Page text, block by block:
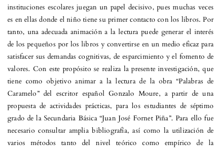
instituciones escolares juegan un papel decisivo, pues muchas veces
es en ellas donde el niño tiene su primer contacto con los libros. Por
tanto, una adecuada animación a la lectura puede generar el interés
de los pequeños por los libros y convertirse en un medio eficaz para
satisfacer sus demandas cognitivas, de esparcimiento y el fomento de
valores. Con este propósito se realiza la presente investigación, que
tiene como objetivo animar a la lectura de la obra “Palabras de
Caramelo” del escritor español Gonzalo Moure, a partir de una
propuesta de actividades prácticas, para los estudiantes de séptimo
grado de la Secundaria Básica “Juan José Fornet Piña”. Para ello fue
necesario consultar amplia bibliografía, así como la utilización de
varios métodos tanto del nivel teórico como empírico de la